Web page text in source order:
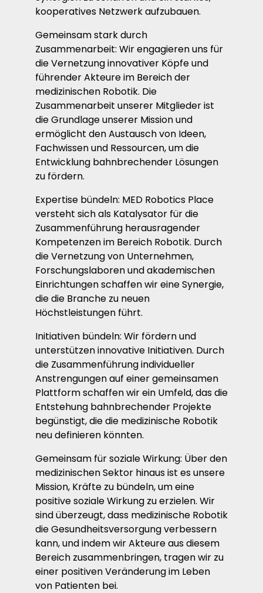
kooperatives Netzwerk aufzubauen.
Gemeinsam stark durch
Zusammenarbeit: Wir engagieren uns für
die Vernetzung innovativer Köpfe und
führender Akteure im Bereich der
medizinischen Robotik. Die
Zusammenarbeit unserer Mitglieder ist
die Grundlage unserer Mission und
ermöglicht den Austausch von Ideen,
Fachwissen und Ressourcen, um die
Entwicklung bahnbrechender Lösungen
zu fördern.
Expertise bündeln: MED Robotics Place
versteht sich als Katalysator für die
Zusammenführung herausragender
Kompetenzen im Bereich Robotik. Durch
die Vernetzung von Unternehmen,
Forschungslaboren und akademischen
Einrichtungen schaffen wir eine Synergie,
die die Branche zu neuen
Höchstleistungen führt.
Initiativen bündeln: Wir fördern und
unterstützen innovative Initiativen. Durch
die Zusammenführung individueller
Anstrengungen auf einer gemeinsamen
Plattform schaffen wir ein Umfeld, das die
Entstehung bahnbrechender Projekte
begünstigt, die die medizinische Robotik
neu definieren könnten.
Gemeinsam für soziale Wirkung: Über den
medizinischen Sektor hinaus ist es unsere
Mission, Kräfte zu bündeln, um eine
positive soziale Wirkung zu erzielen. Wir
sind überzeugt, dass medizinische Robotik
die Gesundheitsversorgung verbessern
kann, und indem wir Akteure aus diesem
Bereich zusammenbringen, tragen wir zu
einer positiven Veränderung im Leben
von Patienten bei.